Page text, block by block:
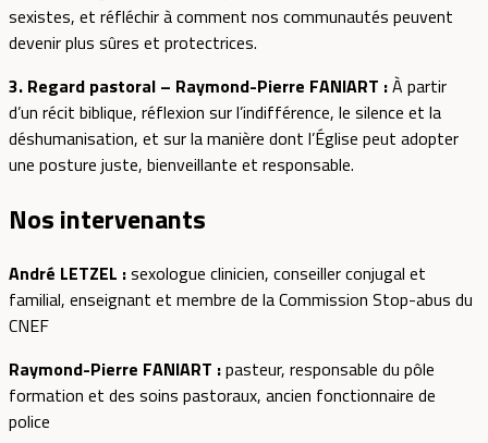
sexistes, et réfléchir à comment nos communautés peuvent
devenir plus sûres et protectrices.
3. Regard pastoral – Raymond-Pierre FANIART :À partir
d’un récit biblique, réflexion sur l’indifférence, le silence et la
déshumanisation, et sur la manière dont l’Église peut adopter
une posture juste, bienveillante et responsable.
Nos intervenants
André LETZEL :sexologue clinicien, conseiller conjugal et
familial, enseignant et membre de la Commission Stop-abus du
CNEF
Raymond-Pierre FANIART :pasteur, responsable du pôle
formation et des soins pastoraux, ancien fonctionnaire de
police